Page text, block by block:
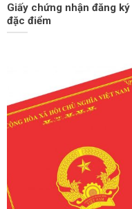
Giấy chứng nhận đăng
đặc điểm